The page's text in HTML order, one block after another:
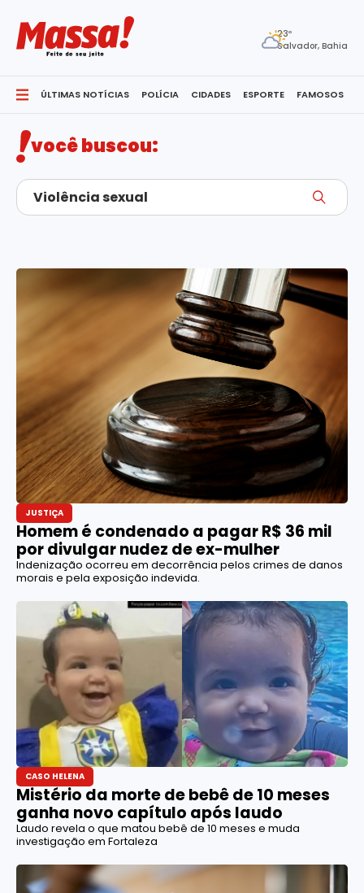
23º
Salvador, Bahia
ÚLTIMAS NOTÍCIAS POLÍCIA CIDADES ESPORTE FAMOSOS
você buscou:
JUSTIÇA
Homem é condenado a pagar R$ 36 mil
por divulgar nudez de ex-mulher
Indenização ocorreu em decorrência pelos crimes de danos
morais e pela exposição indevida.
CASO HELENA
Mistério da morte de bebê de 10 meses
ganha novo capítulo após laudo
Laudo revela o que matou bebê de 10 meses e muda
investigação em Fortaleza